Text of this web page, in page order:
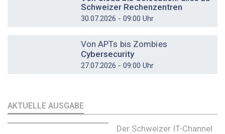
Schweizer Rechenzentren
30.07.2026 - 09:00 Uhr
Von APTs bis Zombies
Cybersecurity
27.07.2026 - 09:00 Uhr
AKTUELLE AUSGABE
Der Schweizer IT-Channel